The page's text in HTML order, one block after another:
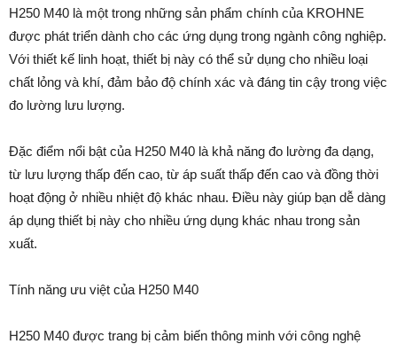
H250 M40 là một trong những sản phẩm chính của KROHNE
được phát triển dành cho các ứng dụng trong ngành công nghiệp.
Với thiết kế linh hoạt, thiết bị này có thể sử dụng cho nhiều loại
chất lỏng và khí, đảm bảo độ chính xác và đáng tin cậy trong việc
đo lường lưu lượng.
Đặc điểm nổi bật của H250 M40 là khả năng đo lường đa dạng,
từ lưu lượng thấp đến cao, từ áp suất thấp đến cao và đồng thời
hoạt động ở nhiều nhiệt độ khác nhau. Điều này giúp bạn dễ dàng
áp dụng thiết bị này cho nhiều ứng dụng khác nhau trong sản
xuất.
Tính năng ưu việt của H250 M40
H250 M40 được trang bị cảm biến thông minh với công nghệ